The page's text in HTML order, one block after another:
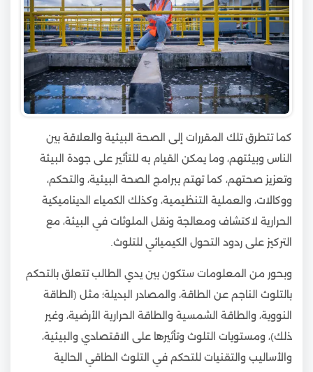
كما تتطرق تلك المقررات إلى الصحة البيئية والعلاقة بين
الناس وبيئتهم، وما يمكن القيام به للتأثير على جودة البيئة
وتعزيز صحتهم، كما تهتم ببرامج الصحة البيئية، والتحكم،
ووكالات، والعملية التنظيمية، وكذلك الكمياء الديناميكية
الحرارية لاكتشاف ومعالجة ونقل الملوثات في البيئة، مع
التركيز على ردود التحول الكيميائي للتلوث.
وبحور من المعلومات ستكون بين يدي الطالب تتعلق بالتحكم
بالتلوث الناجم عن الطاقة، والمصادر البديلة؛ مثل (الطاقة
النووية، والطاقة الشمسية والطاقة الحرارية الأرضية، وغير
ذلك)، ومستويات التلوث وتأثيرها على الاقتصادي والبيئية،
والأساليب والتقنيات للتحكم في التلوث الطاقي الحالية